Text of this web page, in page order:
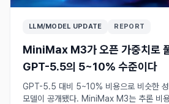
LLM/MODEL UPDATE REPORT
MiniMax M3가 오픈 가중치로
GPT-5.5의 5~10% 수준이다
GPT-5.5 대비 5~10% 비용으로 비슷한 성
모델이 공개됐다. MiniMax M3는 추론 비